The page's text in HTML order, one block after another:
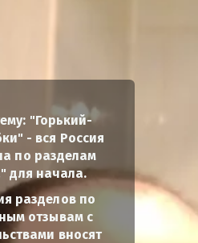
"Горький-
- вся Россия
по разделам
для начала.
разделов по
отзывам с
вносят